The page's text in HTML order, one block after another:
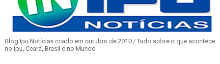
Blog Ipu Notícias criado em outubro de 2010 / Tudo sobre o que acontece
no Ipu, Ceará, Brasil e no Mundo